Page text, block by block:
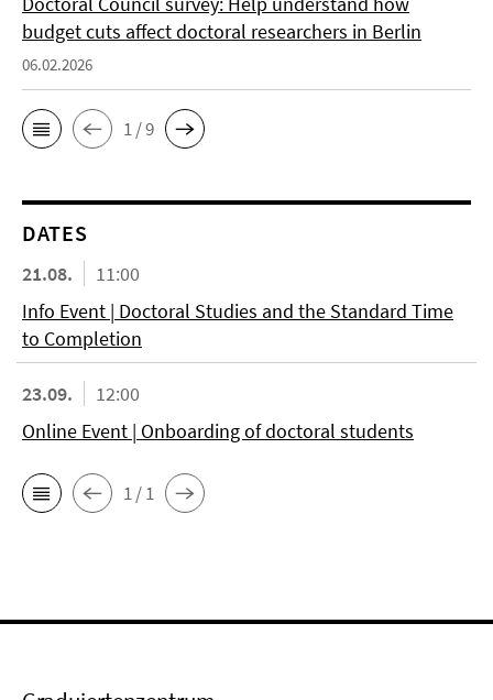
budget cuts affect doctoral researchers in Berlin
06.02.2026
1 / 9
DATES
21.08.
11:00
Info Event | Doctoral Studies and the Standard Time
to Completion
23.09.
12:00
Online Event | Onboarding of doctoral students
1 / 1